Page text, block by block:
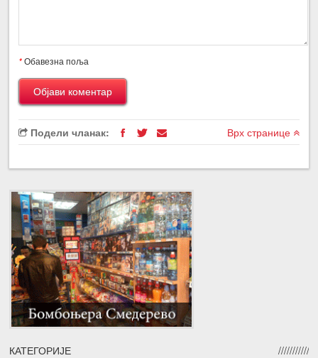
*Обавезна поља
Подели чланак: Врх странице
КАТЕГОРИЈЕ